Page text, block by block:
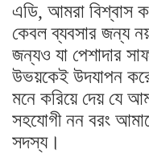
এডি, আমরা বিশ্বাস
কেবল ব্যবসার জন্য নয়,
জন্যও যা পেশাদার
উভয়কেই উদযাপন
মনে করিয়ে দেয় যে
সহযোগী নন বরং
সদস্য।